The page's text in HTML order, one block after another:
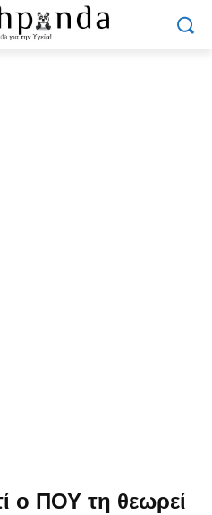
ο ΠΟΥ τη θεωρεί